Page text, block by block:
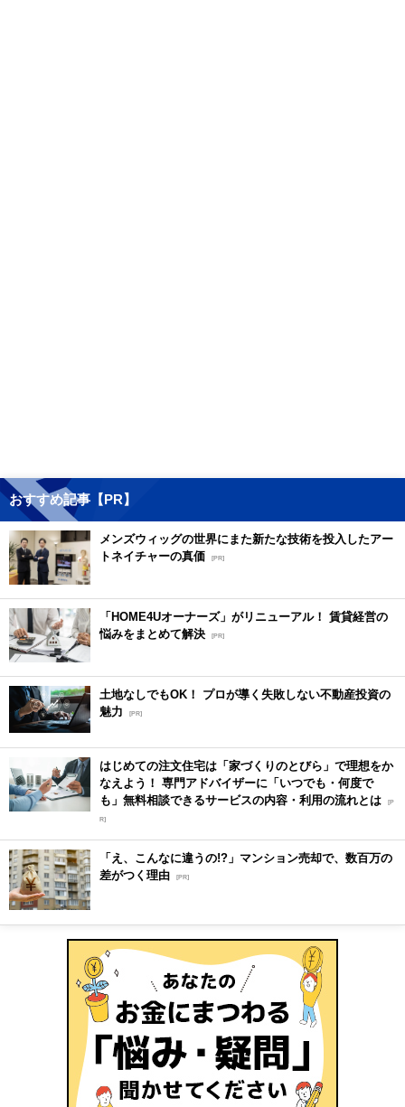
おすすめ記事【PR】
メンズウィッグの世界にまた新たな技術を投入したアー
トネイチャーの真価 [PR]
「HOME4Uオーナーズ」がリニューアル！ 賃貸経営の
悩みをまとめて解決 [PR]
土地なしでもOK！ プロが導く失敗しない不動産投資の
魅力
[PR]
はじめての注文住宅は「家づくりのとびら」で理想をか
なえよう！ 専門アドバイザーに「いつでも・何度で
も」無料相談できるサービスの内容・利用の流れとは [P
R]
「え、こんなに違うの!?」マンション売却で、数百万の
差がつく理由 [PR]